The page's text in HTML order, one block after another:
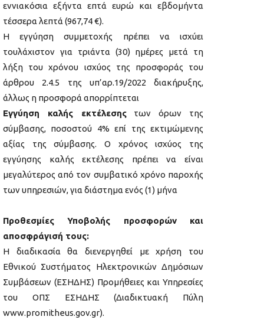
εννιακόσια εξήντα επτά ευρώ και εβδομήντα
τέσσερα λεπτά (967,74 €).
Η εγγύηση συμμετοχής πρέπει να ισχύει
τουλάχιστον για τριάντα (30) ημέρες μετά τη
λήξη του χρόνου ισχύος της προσφοράς του
άρθρου 2.4.5 της υπ’αρ.19/2022 διακήρυξης,
άλλως η προσφορά απορρίπτεται
Εγγύηση καλής εκτέλεσηςτων όρων της
σύμβασης, ποσοστού 4% επί της εκτιμώμενης
αξίας της σύμβασης. Ο χρόνος ισχύος της
εγγύησης καλής εκτέλεσης πρέπει να είναι
μεγαλύτερος από τον συμβατικό χρόνο παροχής
των υπηρεσιών, για διάστημα ενός (1) μήνα
Προθεσμίες Υποβολής προσφορών και
αποσφράγισή τους:
Η διαδικασία θα διενεργηθεί με χρήση του
Εθνικού Συστήματος Ηλεκτρονικών Δημόσιων
Συμβάσεων (ΕΣΗΔΗΣ) Προμήθειες και Υπηρεσίες
του ΟΠΣ ΕΣΗΔΗΣ (Διαδικτυακή Πύλη
www.promitheus.gov.gr).